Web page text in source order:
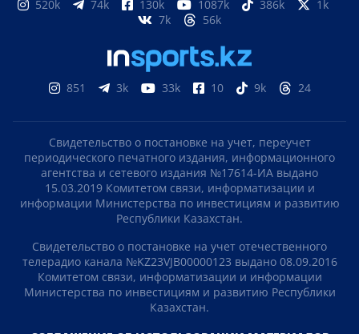
ПОДПИСЫВАЙТЕСЬ НА НАС
Яндекс Дзен Telegram
247k 21k 12k 75 523k 17k